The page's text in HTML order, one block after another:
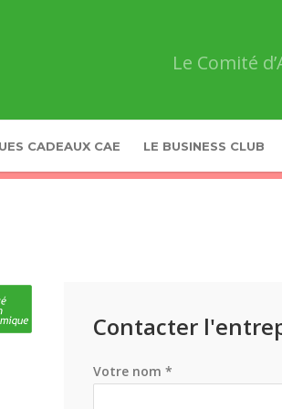
Le Comité
CADEAUX CAE LE BUSINESS CLUB
Contacter
Votre nom *